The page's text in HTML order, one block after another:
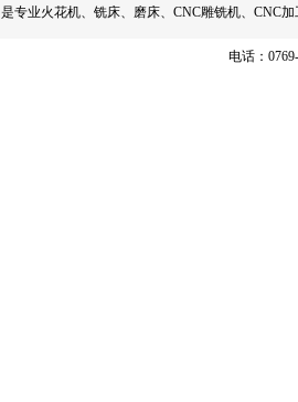
是专业火花机、铣床、磨床、CNC雕铣机、CNC
电话：